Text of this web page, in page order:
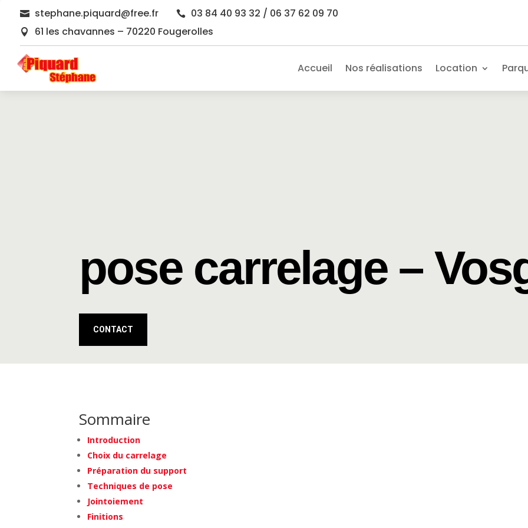
 stephane.piquard@free.fr  03 84 40 93 32 / 06 37 62 09 70
 61 les chavannes – 70220 Fougerolles
Accueil Nos réalisations Location
pose carrelage –
CONTACT
Sommaire
Introduction
Choix du carrelage
Préparation du support
Techniques de pose
Jointoiement
Finitions